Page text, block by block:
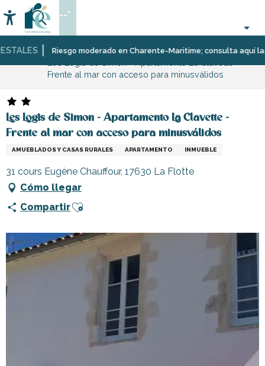
au
contenu
principalRiesgo moderado en Charente-Maritime; consulta aquí las
Accessibilité
Buscar
--°
Página Web EstanciaAlojamiento
Alquileres
vacaciones
Frente al mar con acceso para minusválidos
Les Logis de Simon - Apartamento La Clavette -
Frente al mar con acceso para minusválidos
AMUEBLADOS Y CASAS RURALES APARTAMENTO INMUEBLE
31 cours Eugène Chauffour, 17630 La Flotte
Cómo llegar
CompartirAjouter aux favoris